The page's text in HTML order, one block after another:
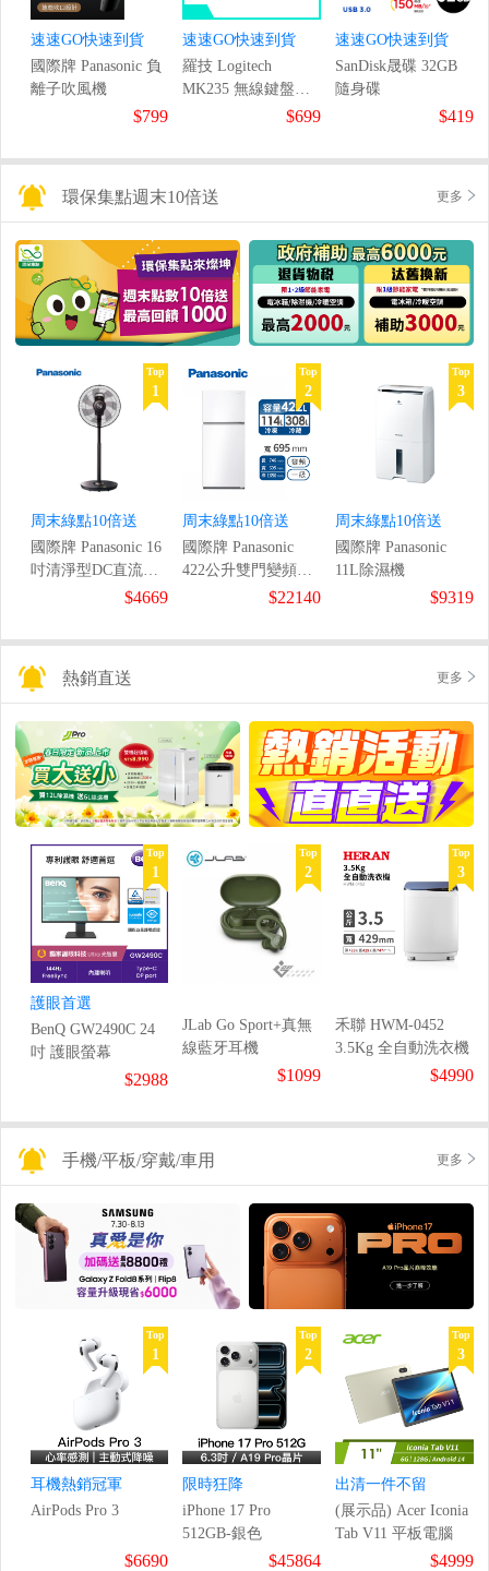
速速GO快速到貨
國際牌 Panasonic 負
離子吹風機
$799
速速GO快速到貨
羅技 Logitech
MK235 無線鍵盤滑
$699
速速GO快速到貨
SanDisk晟碟 32GB
隨身碟
$419
環保集點週末10倍送 更多
Top
1
周末綠點10倍送
國際牌 Panasonic 16
吋清淨型DC直流風
$4669
Top
2
周末綠點10倍送
國際牌 Panasonic
422公升雙門變頻冰
$22140
Top
3
周末綠點10倍送
國際牌 Panasonic
11L除濕機
$9319
熱銷直送 更多
Top
1
護眼首選
BenQ GW2490C 24
吋 護眼螢幕
$2988
Top
2
JLab Go Sport+真無
線藍牙耳機
$1099
Top
3
禾聯 HWM-0452
3.5Kg 全自動洗衣機
$4990
手機/平板/穿戴/車用 更多
Top
1
耳機熱銷冠軍
AirPods Pro 3
$6690
Top
2
限時狂降
iPhone 17 Pro
512GB-銀色
$45864
Top
3
出清一件不留
(展示品) Acer Iconia
Tab V11 平板電腦
$4999